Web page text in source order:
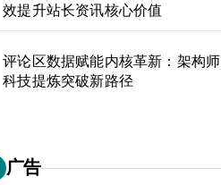
效提升站长资讯核心价值
评论区数据赋能内核革新：架构师
科技提炼突破新路径
广告